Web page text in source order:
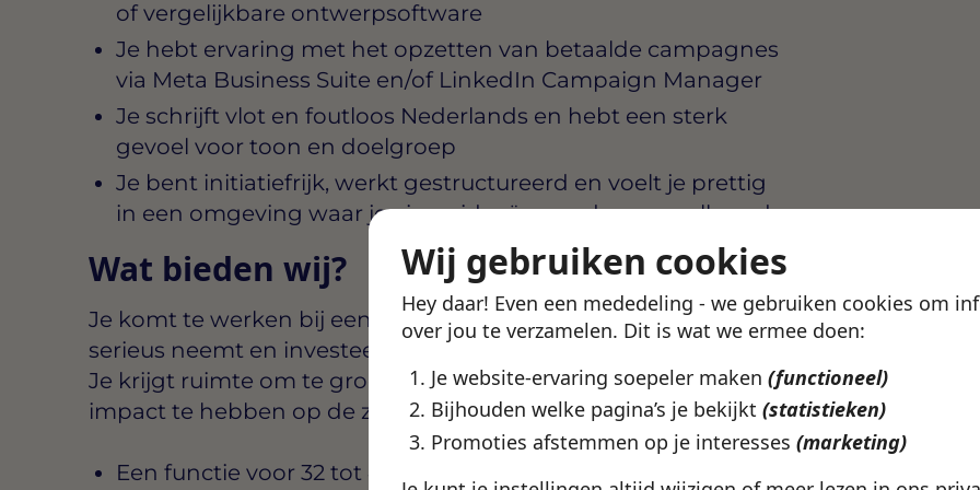
Wij gebruiken cookies
Hey daar! Even een mededeling - we gebruiken cookies om
over jou te verzamelen. Dit is wat we ermee doen:
Je website-ervaring soepeler maken (functioneel)
Bijhouden welke pagina’s je bekijkt (statistieken)
Promoties afstemmen op je interesses (marketing)
of vergelijkbare ontwerpsoftware
Je hebt ervaring met het opzetten van betaalde campagnes
via Meta Business Suite en/of LinkedIn Campaign Manager
Je schrijft vlot en foutloos Nederlands en hebt een sterk
gevoel voor toon en doelgroep
Je bent initiatiefrijk, werkt gestructureerd en voelt je prettig
in een omgeving waar je eigen ideeën worden verwelkomd
Wat bieden wij?
Je komt te werken bij een organisatie in Zwolle die marketing
serieus neemt en investeert in de mensen die dat waarmaken.
Je krijgt ruimte om te groeien, eigen keuzes te maken en échte
impact te hebben op de zichtbaarheid van het merk.
Een functie voor 32 tot 40 uur per week, met ruimte voor een